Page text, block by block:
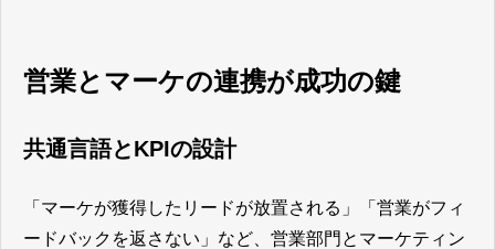
営業とマーケの連携が成功の鍵
共通言語とKPIの設計
「マーケが獲得したリードが放置される」「営業がフィ
ードバックを返さない」など、営業部門とマーケティン